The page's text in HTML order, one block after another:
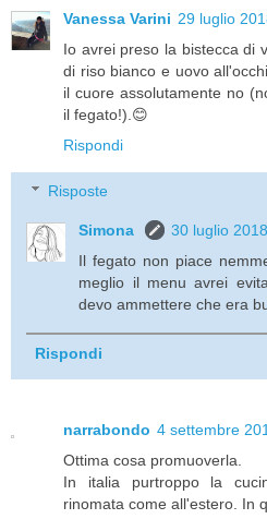
Vanessa Varini 29 luglio
Io avrei preso la bistecca di
di riso bianco e uovo
il cuore assolutamente no
il fegato!).😊
Rispondi
Risposte
Simona
30 luglio
Il fegato non piace
meglio il menu avrei
devo ammettere che era
Rispondi
narrabondo 4 settembre
Ottima cosa promuoverla.
In italia purtroppo la
rinomata come all'estero. In